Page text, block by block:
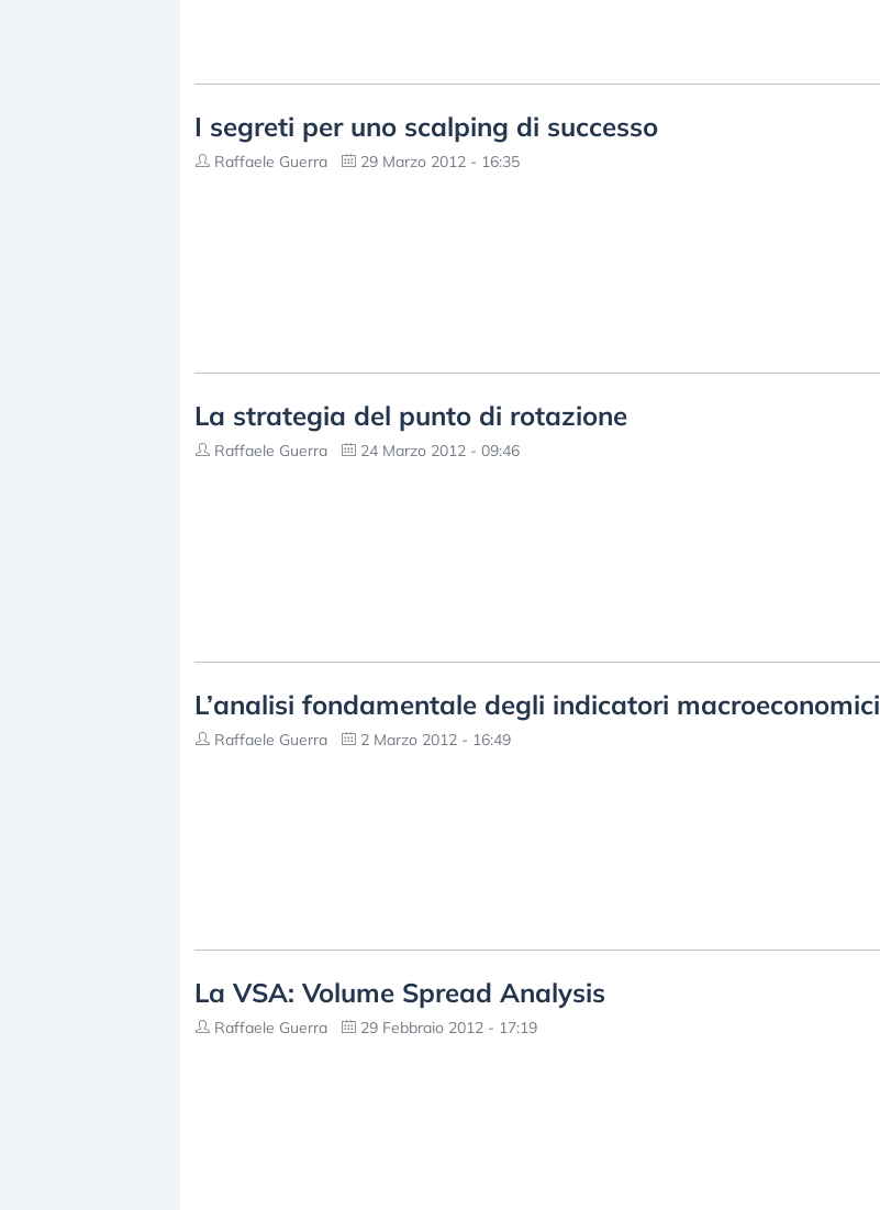
I segreti per uno scalping di successo
Raffaele Guerra 29 Marzo 2012 - 16:35
La strategia del punto di rotazione
Raffaele Guerra 24 Marzo 2012 - 09:46
L’analisi fondamentale degli indicatori macroeconomici
Raffaele Guerra 2 Marzo 2012 - 16:49
La VSA: Volume Spread Analysis
Raffaele Guerra 29 Febbraio 2012 - 17:19